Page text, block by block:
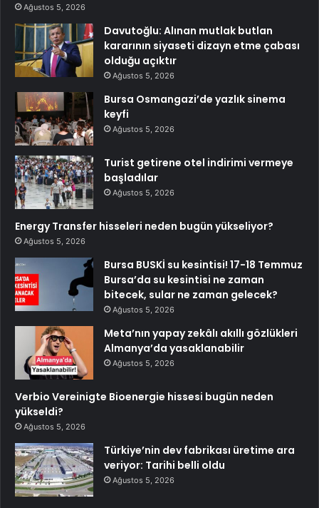
Ağustos 5, 2026
Davutoğlu: Alınan mutlak butlan
kararının siyaseti dizayn etme çabası
olduğu açıktır
Ağustos 5, 2026
Bursa Osmangazi’de yazlık sinema
keyfi
Ağustos 5, 2026
Turist getirene otel indirimi vermeye
başladılar
Ağustos 5, 2026
Energy Transfer hisseleri neden bugün yükseliyor?
Ağustos 5, 2026
Bursa BUSKİ su kesintisi! 17-18 Temmuz
Bursa’da su kesintisi ne zaman
bitecek, sular ne zaman gelecek?
Ağustos 5, 2026
Meta’nın yapay zekâlı akıllı gözlükleri
Almanya’da yasaklanabilir
Ağustos 5, 2026
Verbio Vereinigte Bioenergie hissesi bugün neden
yükseldi?
Ağustos 5, 2026
Türkiye’nin dev fabrikası üretime ara
veriyor: Tarihi belli oldu
Ağustos 5, 2026